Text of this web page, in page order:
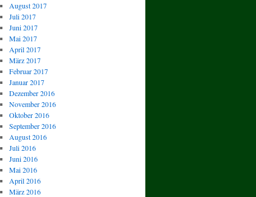
August 2017
Juli 2017
Juni 2017
Mai 2017
April 2017
März 2017
Februar 2017
Januar 2017
Dezember 2016
November 2016
Oktober 2016
September 2016
August 2016
Juli 2016
Juni 2016
Mai 2016
April 2016
März 2016